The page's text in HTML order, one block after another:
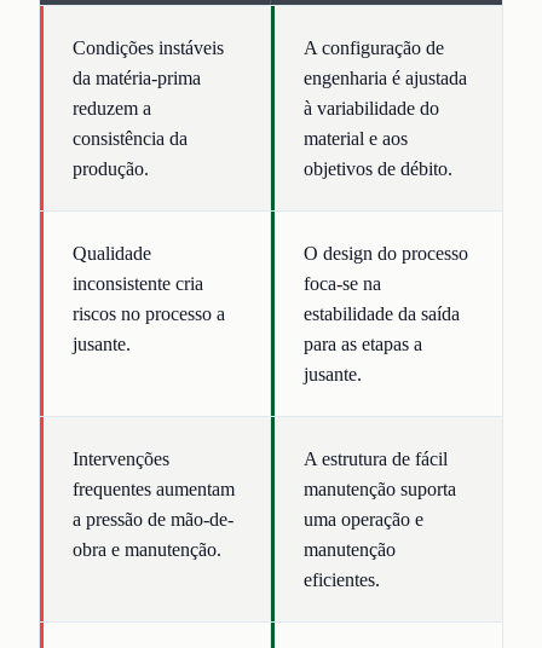
Condições instáveis
da matéria-prima
reduzem a
consistência da
produção.
A configuração de
engenharia é ajustada
à variabilidade do
material e aos
objetivos de débito.
Qualidade
inconsistente cria
riscos no processo a
jusante.
O design do processo
foca-se na
estabilidade da saída
para as etapas a
jusante.
Intervenções
frequentes aumentam
a pressão de mão-de-
obra e manutenção.
A estrutura de fácil
manutenção suporta
uma operação e
manutenção
eficientes.